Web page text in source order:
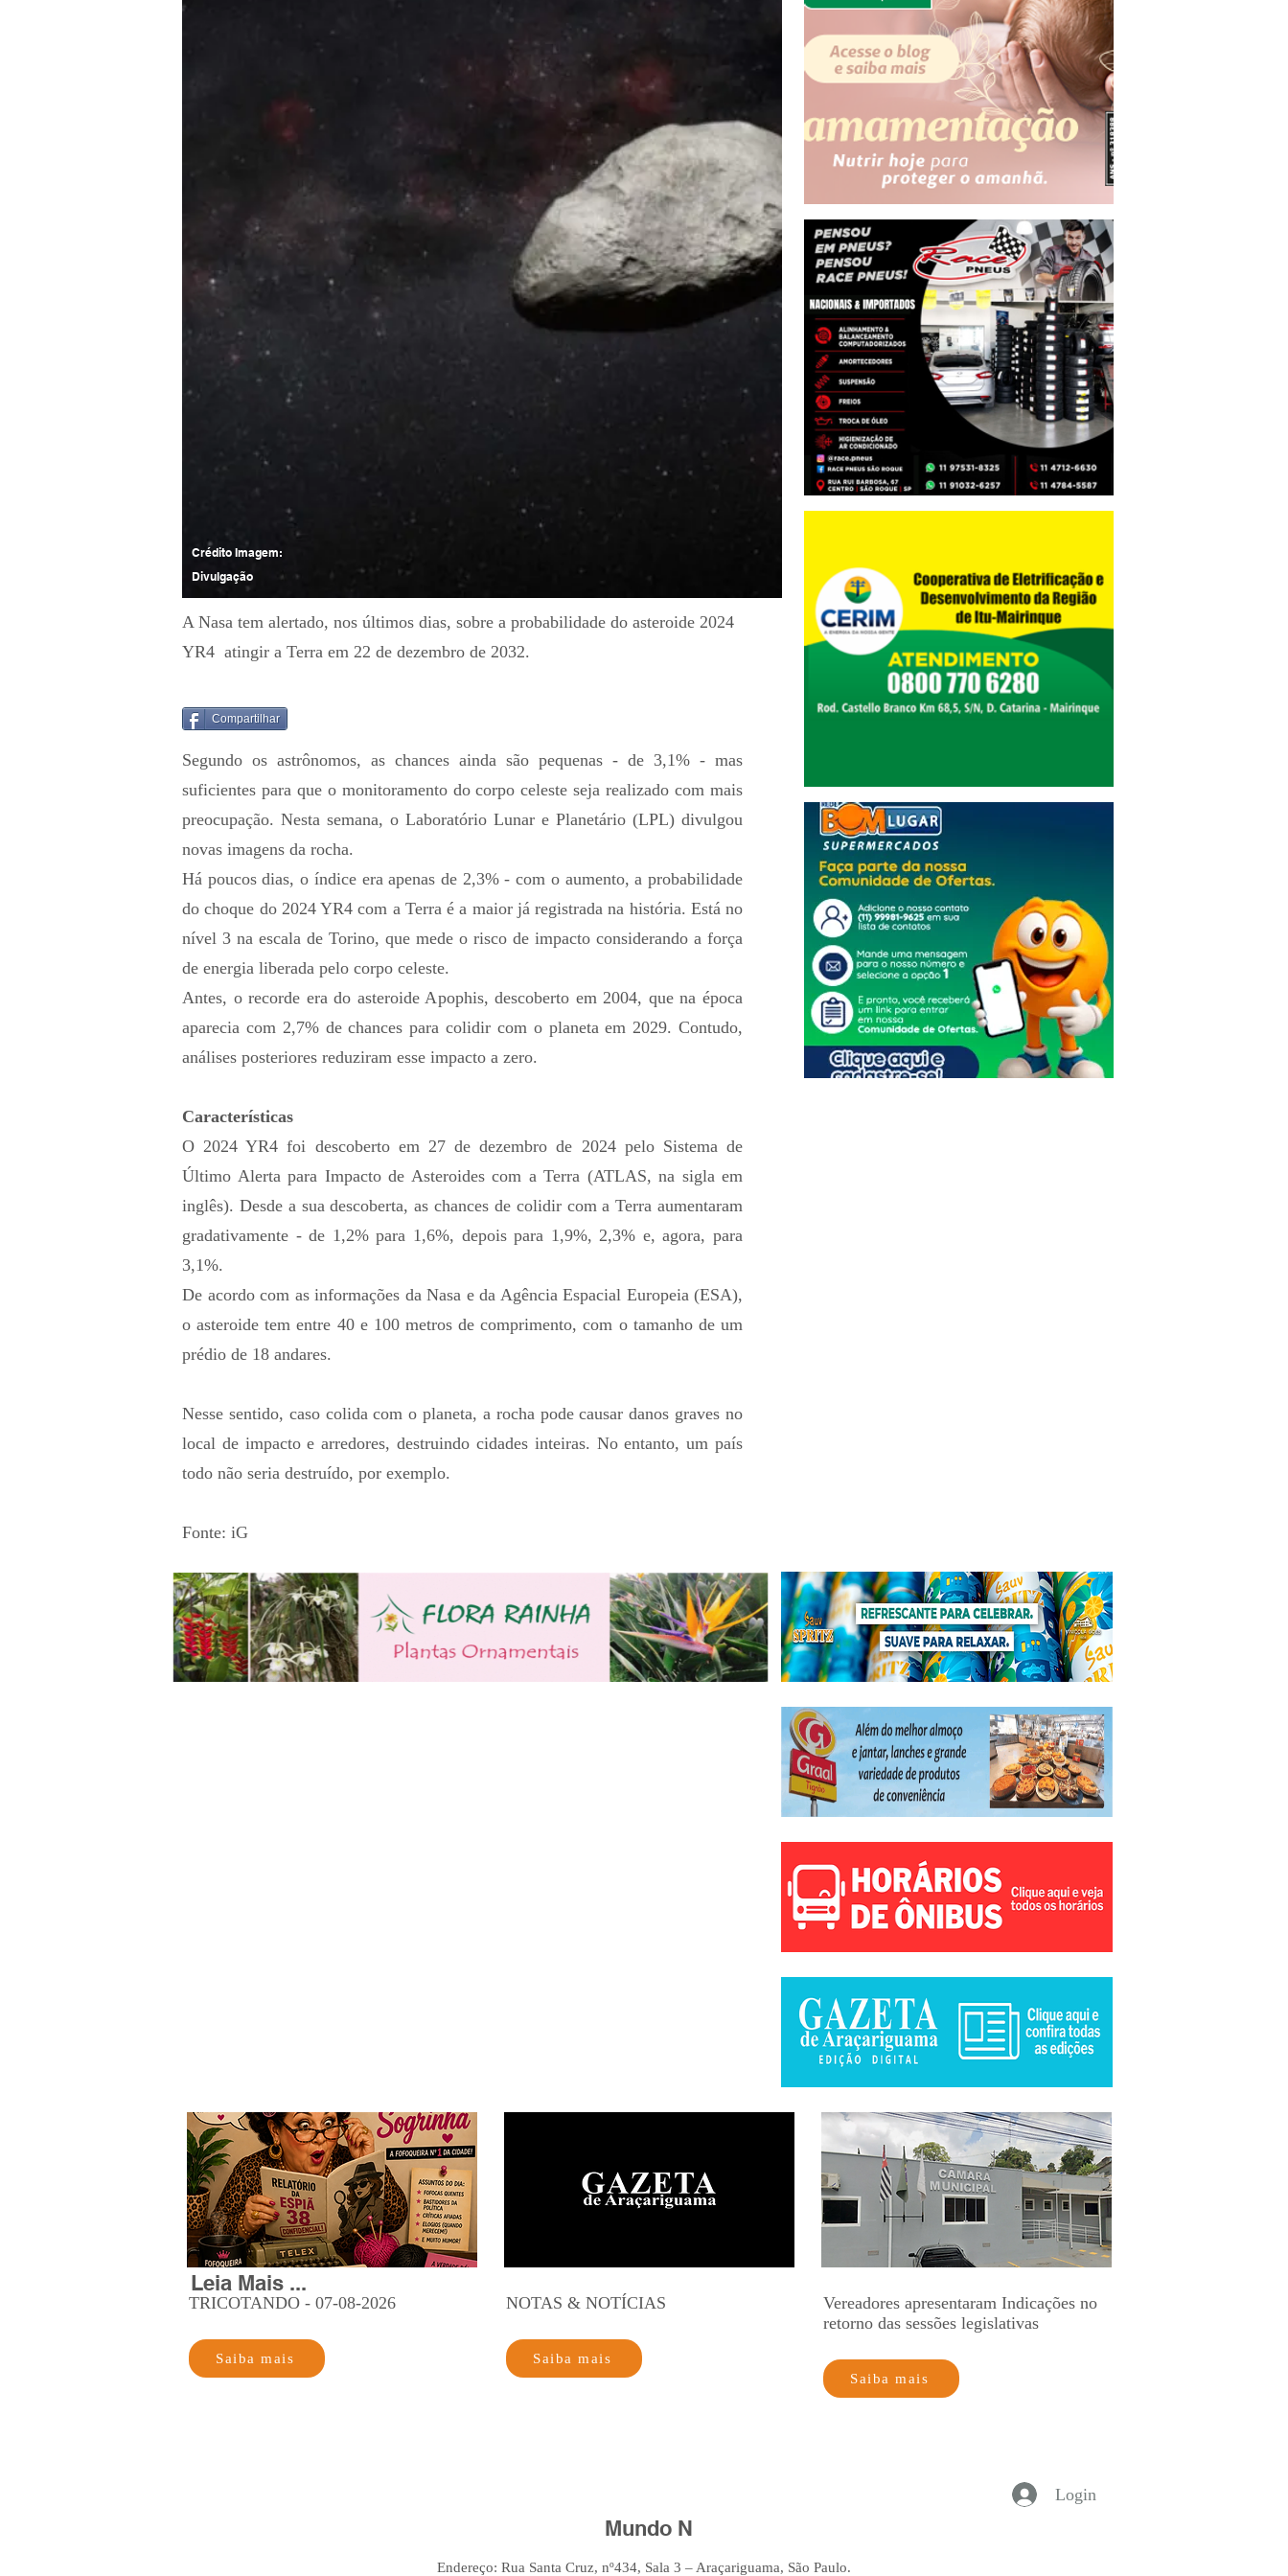
Divulgação
Crédito Imagem:
A Nasa tem alertado, nos últimos dias, sobre a probabilidade do asteroide 2024
YR4 atingir a Terra em 22 de dezembro de 2032.
Compartilhar
Segundo os astrônomos, as chances ainda são pequenas - de 3,1% - mas
suficientes para que o monitoramento do corpo celeste seja realizado com mais
preocupação. Nesta semana, o Laboratório Lunar e Planetário (LPL) divulgou
novas imagens da rocha.
Há poucos dias, o índice era apenas de 2,3% - com o aumento, a probabilidade
do choque do 2024 YR4 com a Terra é a maior já registrada na história. Está no
nível 3 na escala de Torino, que mede o risco de impacto considerando a força
de energia liberada pelo corpo celeste.
Antes, o recorde era do asteroide Apophis, descoberto em 2004, que na época
aparecia com 2,7% de chances para colidir com o planeta em 2029. Contudo,
análises posteriores reduziram esse impacto a zero.
Características
O 2024 YR4 foi descoberto em 27 de dezembro de 2024 pelo Sistema de
Último Alerta para Impacto de Asteroides com a Terra (ATLAS, na sigla em
inglês). Desde a sua descoberta, as chances de colidir com a Terra aumentaram
gradativamente - de 1,2% para 1,6%, depois para 1,9%, 2,3% e, agora, para
3,1%.
De acordo com as informações da Nasa e da Agência Espacial Europeia (ESA),
o asteroide tem entre 40 e 100 metros de comprimento, com o tamanho de um
prédio de 18 andares.
Nesse sentido, caso colida com o planeta, a rocha pode causar danos graves no
local de impacto e arredores, destruindo cidades inteiras. No entanto, um país
todo não seria destruído, por exemplo.
Fonte: iG
Leia Mais ...
TRICOTANDO - 07-08-2026
Saiba mais
NOTAS & NOTÍCIAS
Saiba mais
Vereadores apresentaram Indicações no
retorno das sessões legislativas
Saiba mais
Login
Mundo N
Endereço: Rua Santa Cruz, nº434, Sala 3 – Araçariguama, São Paulo.